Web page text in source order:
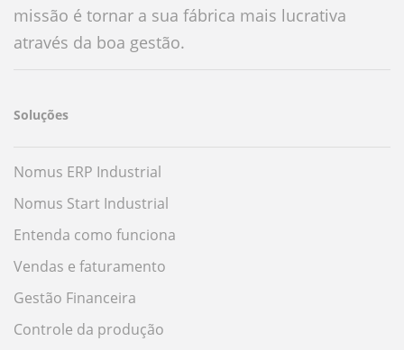
missão é tornar a sua fábrica mais lucrativa
através da boa gestão.
Soluções
Nomus ERP Industrial
Nomus Start Industrial
Entenda como funciona
Vendas e faturamento
Gestão Financeira
Controle da produção